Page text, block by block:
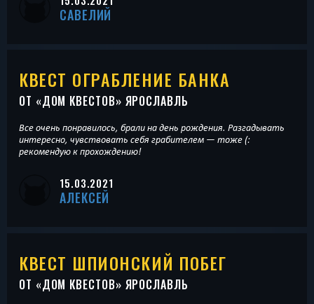
САВЕЛИЙ
КВЕСТ ОГРАБЛЕНИЕ БАНКА
ОТ «ДОМ КВЕСТОВ» ЯРОСЛАВЛЬ
Все очень понравилось, брали на день рождения. Разгадывать
интересно, чувствовать себя грабителем — тоже (:
рекомендую к прохождению!
15.03.2021
АЛЕКСЕЙ
КВЕСТ ШПИОНСКИЙ ПОБЕГ
ОТ «ДОМ КВЕСТОВ» ЯРОСЛАВЛЬ